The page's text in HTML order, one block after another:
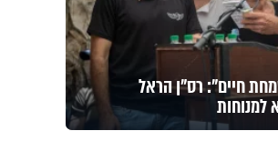
חיים": רס"ן הראל
למנוחות